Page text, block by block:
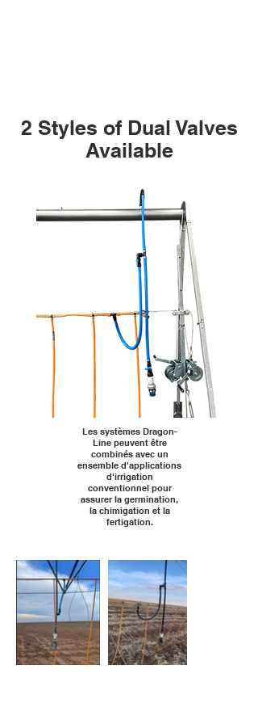
2 Styles of Dual Valves
Available
Les systèmes Dragon-
Line peuvent être
combinés avec un
ensemble d'applications
d'irrigation
conventionnel pour
assurer la germination,
la chimigation et la
fertigation.